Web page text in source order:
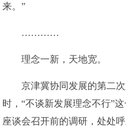
来。”
…………
理念一新，天地宽。
京津冀协同发展的第二次
时，“不谈新发展理念不行”
座谈会召开前的调研，处处